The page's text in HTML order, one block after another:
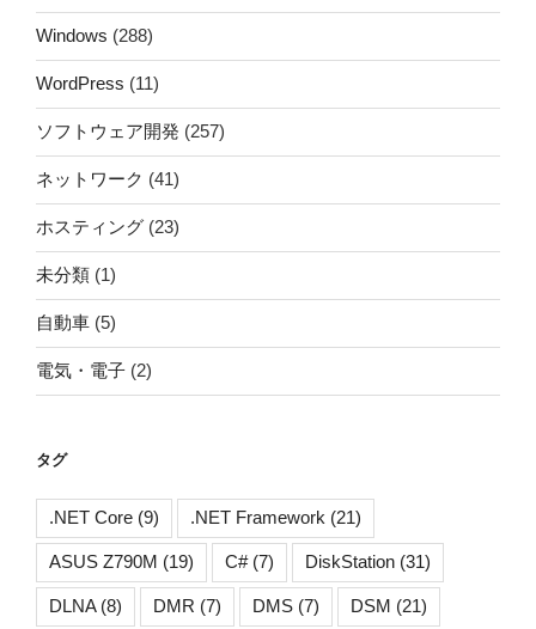
Windows (288)
WordPress (11)
ソフトウェア開発 (257)
ネットワーク (41)
ホスティング (23)
未分類 (1)
自動車 (5)
電気・電子 (2)
タグ
.NET Core (9) .NET Framework (21)
ASUS Z790M (19) C#(7) DiskStation (31)
DLNA(8) DMR (7) DMS (7) DSM (21)